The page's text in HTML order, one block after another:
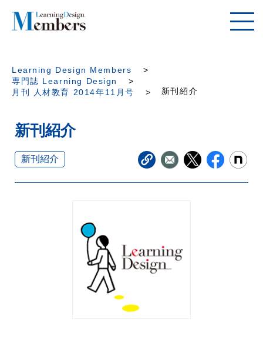
Learning Design Members
専門誌 Learning Design
月刊 人材教育 2014年11月号
新刊紹介
新刊紹介
新刊紹介